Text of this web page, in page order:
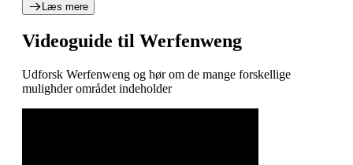
Læs mere
Videoguide til Werfenweng
Udforsk Werfenweng og hør om de mange forskellige
mulighder området indeholder